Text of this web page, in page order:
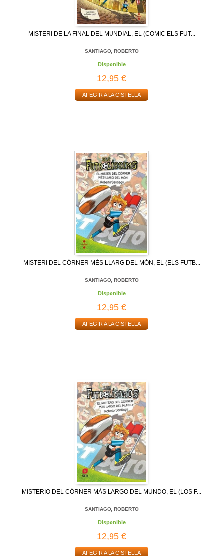
MISTERI DE LA FINAL DEL MUNDIAL, EL (COMIC ELS FUT...
SANTIAGO, ROBERTO
Disponible
12,95 €
AFEGIR A LA CISTELLA
MISTERI DEL CÓRNER MÉS LLARG DEL MÓN, EL (ELS FUTB...
SANTIAGO, ROBERTO
Disponible
12,95 €
AFEGIR A LA CISTELLA
MISTERIO DEL CÓRNER MÁS LARGO DEL MUNDO, EL (LOS F...
SANTIAGO, ROBERTO
Disponible
12,95 €
AFEGIR A LA CISTELLA